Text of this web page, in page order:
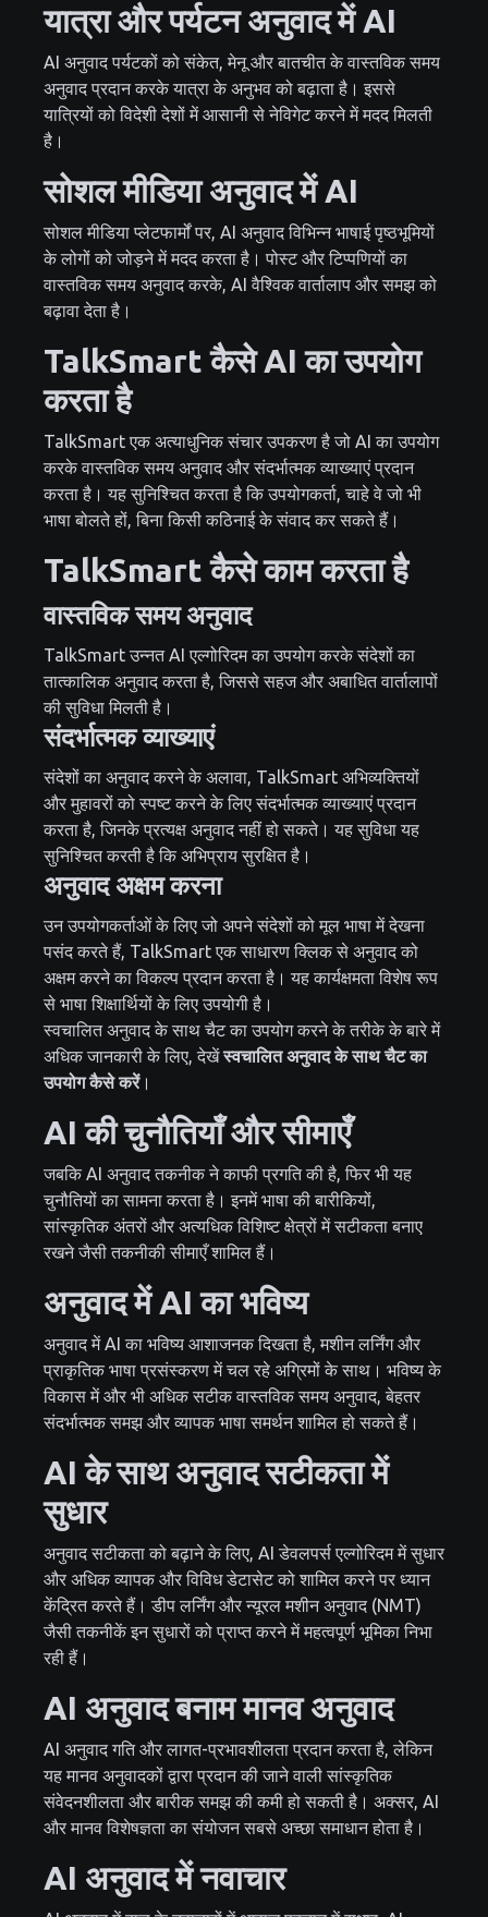
यात्रा और पर्यटन अनुवाद में AI
AI अनुवाद पर्यटकों को संकेत, मेनू और बातचीत के वास्तविक समय
अनुवाद प्रदान करके यात्रा के अनुभव को बढ़ाता है। इससे
यात्रियों को विदेशी देशों में आसानी से नेविगेट करने में मदद मिलती
है।
सोशल मीडिया अनुवाद में AI
सोशल मीडिया प्लेटफार्मों पर, AI अनुवाद विभिन्न भाषाई पृष्ठभूमियों
के लोगों को जोड़ने में मदद करता है। पोस्ट और टिप्पणियों का
वास्तविक समय अनुवाद करके, AI वैश्विक वार्तालाप और समझ को
बढ़ावा देता है।
TalkSmart कैसे AI का उपयोग
करता है
TalkSmart एक अत्याधुनिक संचार उपकरण है जो AI का उपयोग
करके वास्तविक समय अनुवाद और संदर्भात्मक व्याख्याएं प्रदान
करता है। यह सुनिश्चित करता है कि उपयोगकर्ता, चाहे वे जो भी
भाषा बोलते हों, बिना किसी कठिनाई के संवाद कर सकते हैं।
TalkSmart कैसे काम करता है
वास्तविक समय अनुवाद
TalkSmart उन्नत AI एल्गोरिदम का उपयोग करके संदेशों का
तात्कालिक अनुवाद करता है, जिससे सहज और अबाधित वार्तालापों
की सुविधा मिलती है।
संदर्भात्मक व्याख्याएं
संदेशों का अनुवाद करने के अलावा, TalkSmart अभिव्यक्तियों
और मुहावरों को स्पष्ट करने के लिए संदर्भात्मक व्याख्याएं प्रदान
करता है, जिनके प्रत्यक्ष अनुवाद नहीं हो सकते। यह सुविधा यह
सुनिश्चित करती है कि अभिप्राय सुरक्षित है।
अनुवाद अक्षम करना
उन उपयोगकर्ताओं के लिए जो अपने संदेशों को मूल भाषा में देखना
पसंद करते हैं, TalkSmart एक साधारण क्लिक से अनुवाद को
अक्षम करने का विकल्प प्रदान करता है। यह कार्यक्षमता विशेष रूप
से भाषा शिक्षार्थियों के लिए उपयोगी है।
स्वचालित अनुवाद के साथ चैट का उपयोग करने के तरीके के बारे में
अधिक जानकारी के लिए, देखेंस्वचालित अनुवाद के साथ चैट का
उपयोग कैसे करें।
AI की चुनौतियाँ और सीमाएँ
जबकि AI अनुवाद तकनीक ने काफी प्रगति की है, फिर भी यह
चुनौतियों का सामना करता है। इनमें भाषा की बारीकियों,
सांस्कृतिक अंतरों और अत्यधिक विशिष्ट क्षेत्रों में सटीकता बनाए
रखने जैसी तकनीकी सीमाएँ शामिल हैं।
अनुवाद में AI का भविष्य
अनुवाद में AI का भविष्य आशाजनक दिखता है, मशीन लर्निंग और
प्राकृतिक भाषा प्रसंस्करण में चल रहे अग्रिमों के साथ। भविष्य के
विकास में और भी अधिक सटीक वास्तविक समय अनुवाद, बेहतर
संदर्भात्मक समझ और व्यापक भाषा समर्थन शामिल हो सकते हैं।
AI के साथ अनुवाद सटीकता में
सुधार
अनुवाद सटीकता को बढ़ाने के लिए, AI डेवलपर्स एल्गोरिदम में सुधार
और अधिक व्यापक और विविध डेटासेट को शामिल करने पर ध्यान
केंद्रित करते हैं। डीप लर्निंग और न्यूरल मशीन अनुवाद (NMT)
जैसी तकनीकें इन सुधारों को प्राप्त करने में महत्वपूर्ण भूमिका निभा
रही हैं।
AI अनुवाद बनाम मानव अनुवाद
AI अनुवाद गति और लागत-प्रभावशीलता प्रदान करता है, लेकिन
यह मानव अनुवादकों द्वारा प्रदान की जाने वाली सांस्कृतिक
संवेदनशीलता और बारीक समझ की कमी हो सकती है। अक्सर, AI
और मानव विशेषज्ञता का संयोजन सबसे अच्छा समाधान होता है।
AI अनुवाद में नवाचार